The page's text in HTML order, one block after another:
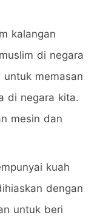
kalangan
di negara
memasan
di negara kita.
mesin dan
kuah
dengan
untuk beri